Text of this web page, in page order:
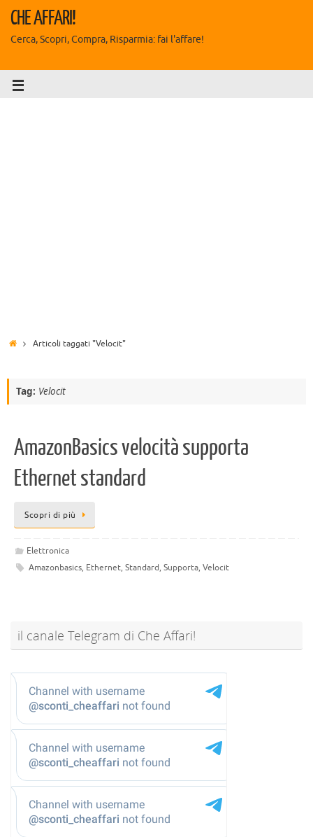
CHE AFFARI!
Cerca, Scopri, Compra, Risparmia: fai l'affare!
Articoli taggati "Velocit"
Tag: Velocit
AmazonBasics velocità supporta
Ethernet standard
Scopri di più
Elettronica
Amazonbasics, Ethernet, Standard, Supporta, Velocit
il canale Telegram di Che Affari!